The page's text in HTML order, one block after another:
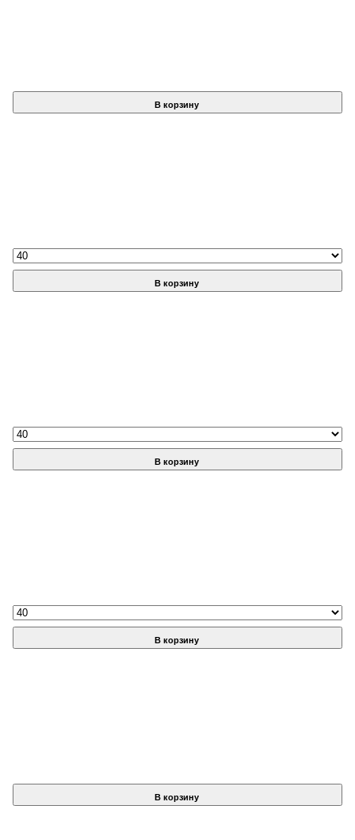
В корзину
В корзину
В корзину
В корзину
В корзину